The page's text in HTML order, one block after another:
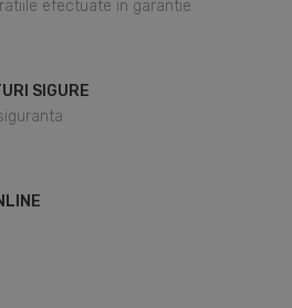
efectuate in garantie
SIGURE